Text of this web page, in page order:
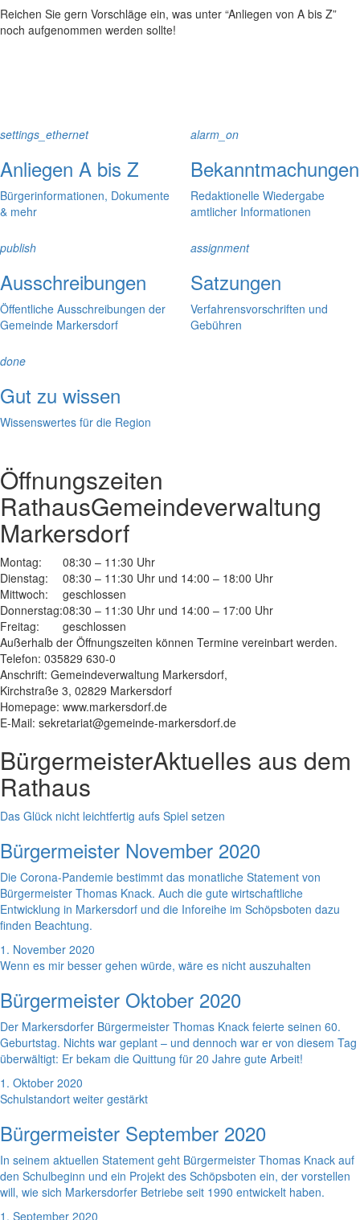
Reichen Sie gern Vorschläge ein, was unter “Anliegen von A bis Z”
noch aufgenommen werden sollte!
settings_ethernet
Anliegen A bis Z
Bürgerinformationen, Dokumente
& mehr
alarm_on
Bekanntmachungen
Redaktionelle Wiedergabe
amtlicher Informationen
publish
Ausschreibungen
Öffentliche Ausschreibungen der
Gemeinde Markersdorf
assignment
Satzungen
Verfahrensvorschriften und
Gebühren
done
Gut zu wissen
Wissenswertes für die Region
Öffnungszeiten
RathausGemeindeverwaltung
Markersdorf
Montag:
08:30 – 11:30 Uhr
Dienstag:
08:30 – 11:30 Uhr und 14:00 – 18:00 Uhr
Mittwoch:
geschlossen
Donnerstag:08:30 – 11:30 Uhr und 14:00 – 17:00 Uhr
Freitag:
geschlossen
Außerhalb der Öffnungszeiten können Termine vereinbart werden.
Telefon: 035829 630-0
Anschrift: Gemeindeverwaltung Markersdorf,
Kirchstraße 3, 02829 Markersdorf
Homepage: www.markersdorf.de
E-Mail: sekretariat@gemeinde-markersdorf.de
BürgermeisterAktuelles aus dem
Rathaus
Das Glück nicht leichtfertig aufs Spiel setzen
Bürgermeister November 2020
Die Corona-Pandemie bestimmt das monatliche Statement von
Bürgermeister Thomas Knack. Auch die gute wirtschaftliche
Entwicklung in Markersdorf und die Inforeihe im Schöpsboten dazu
finden Beachtung.
1. November 2020
Wenn es mir besser gehen würde, wäre es nicht auszuhalten
Bürgermeister Oktober 2020
Der Markersdorfer Bürgermeister Thomas Knack feierte seinen 60.
Geburtstag. Nichts war geplant – und dennoch war er von diesem Tag
überwältigt: Er bekam die Quittung für 20 Jahre gute Arbeit!
1. Oktober 2020
Schulstandort weiter gestärkt
Bürgermeister September 2020
In seinem aktuellen Statement geht Bürgermeister Thomas Knack auf
den Schulbeginn und ein Projekt des Schöpsboten ein, der vorstellen
will, wie sich Markersdorfer Betriebe seit 1990 entwickelt haben.
1. September 2020